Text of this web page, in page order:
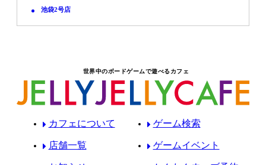
池袋2号店
世界中のボードゲームで遊べるカフェ
カフェについて ゲーム検索
店舗一覧 ゲームイベント